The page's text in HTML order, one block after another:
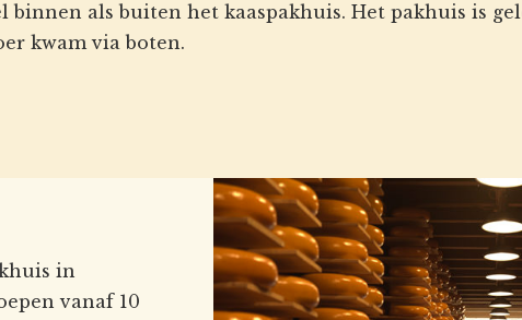
als buiten het kaaspakhuis. Het pakhuis is
kwam via boten.
in
vanaf 10